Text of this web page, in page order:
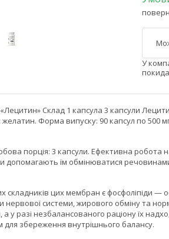
У
Склад 1 капсула 3 капсули
Форма випуску: 90 капсул по 500
порція: 3 капсули. Ефективна робота
допомагають їм обмінюватися
цих мембран є фосфоліпіди —
нервової системи, жирового обміну та
у разі незбалансованого раціону їх
збереження внутрішнього балансу.